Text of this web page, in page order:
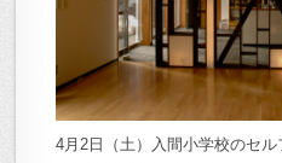
4月2日（土）入間小学校のセル